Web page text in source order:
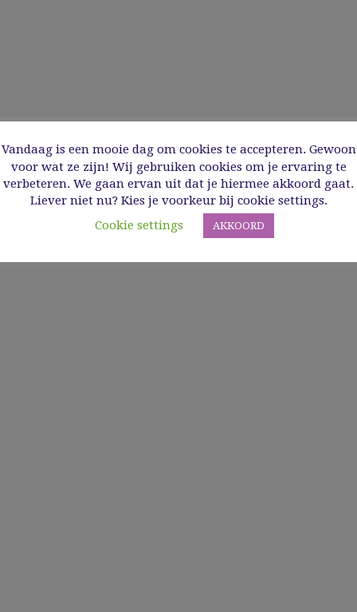
Vandaag is een mooie dag om cookies te accepteren. Gewoon
voor wat ze zijn! Wij gebruiken cookies om je ervaring te
verbeteren. We gaan ervan uit dat je hiermee akkoord gaat.
Liever niet nu? Kies je voorkeur bij cookie settings.
Cookie settings
AKKOORD